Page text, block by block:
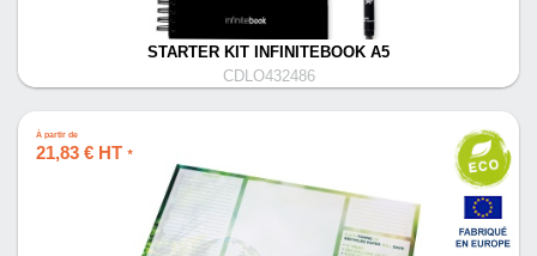
STARTER KIT INFINITEBOOK A5
CDLO432486
À partir de
21,83 € HT *